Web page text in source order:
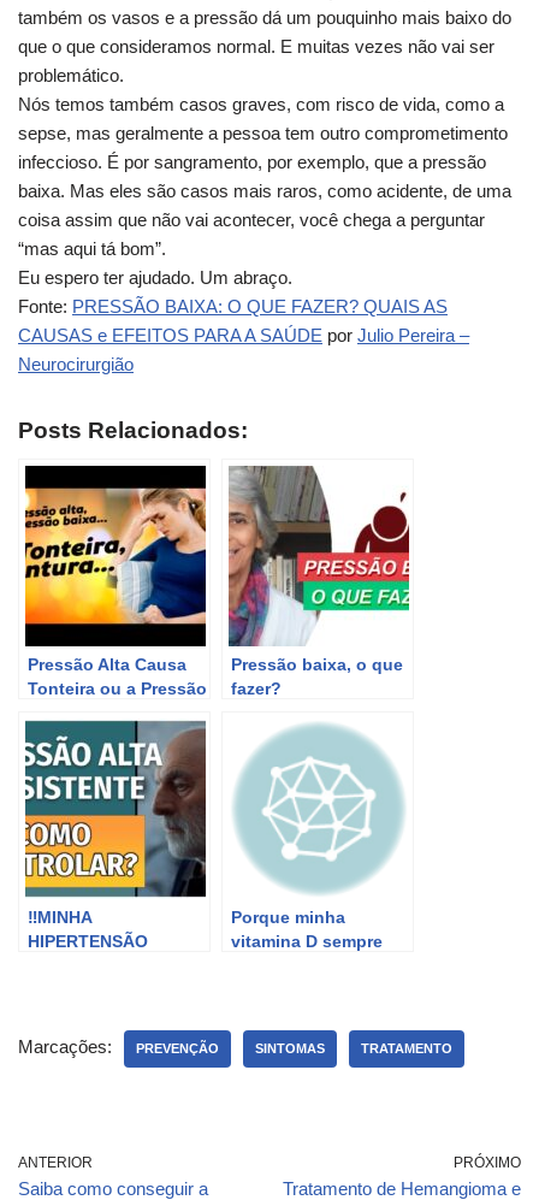
também os vasos e a pressão dá um pouquinho mais baixo do
que o que consideramos normal. E muitas vezes não vai ser
problemático.
Nós temos também casos graves, com risco de vida, como a
sepse, mas geralmente a pessoa tem outro comprometimento
infeccioso. É por sangramento, por exemplo, que a pressão
baixa. Mas eles são casos mais raros, como acidente, de uma
coisa assim que não vai acontecer, você chega a perguntar
“mas aqui tá bom”.
Eu espero ter ajudado. Um abraço.
Fonte: PRESSÃO BAIXA: O QUE FAZER? QUAIS AS
CAUSAS e EFEITOS PARA A SAÚDE por Julio Pereira –
Neurocirurgião
Posts Relacionados:
Pressão Alta Causa
Tonteira ou a Pressão
Tontura
Pressão baixa, o que
fazer?
‼MINHA
HIPERTENSÃO
Porque minha
vitamina D sempre
Marcações: PREVENÇÃO SINTOMAS TRATAMENTO
ANTERIOR
Saiba como conseguir a
PRÓXIMO
Tratamento de Hemangioma e